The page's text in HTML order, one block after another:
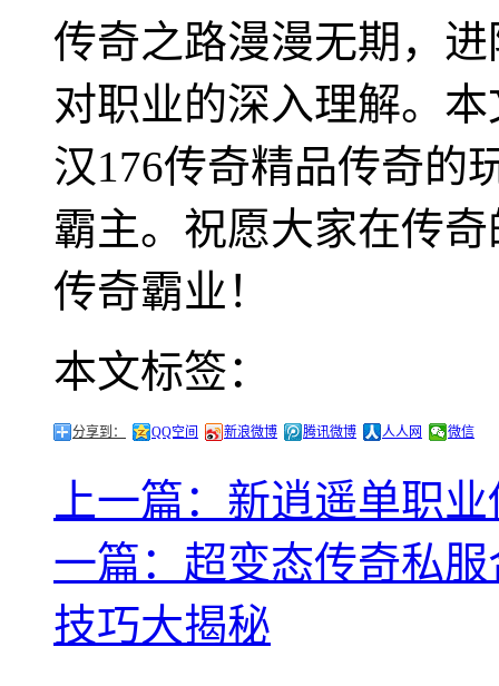
传奇之路漫漫无期，
对职业的深入理解。
汉176传奇精品传奇的
霸主。祝愿大家在传
传奇霸业！
本文标签：
分享到： QQ空间 新浪微博 腾讯微博 人人网 微信
上一篇：新逍遥单职
一篇：超变态传奇私
技巧大揭秘